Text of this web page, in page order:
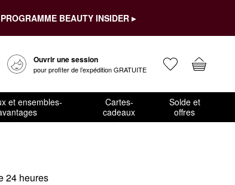
BEAUTY INSIDER ▸
Ouvrir une session
pour profiter de l’expédition GRATUITE
et ensembles-
Cartes-
cadeaux
Solde et
offres
24 heures